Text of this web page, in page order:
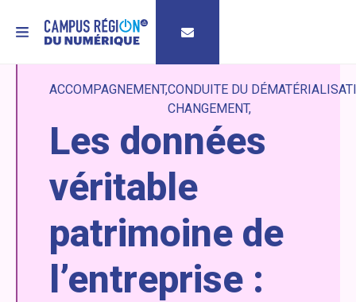
MENU
ACCOMPAGNEMENTCONDUITE DU
CHANGEMENT
Les données
véritable
patrimoine de
l’entreprise :